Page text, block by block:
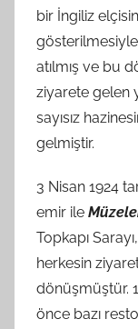
bir İngiliz
gösterilmesiyle
atılmış ve bu
ziyarete gelen
sayısız
gelmiştir.
3 Nisan 1924
emir ile
Topkapı
herkesin
dönüşmüştür.
önce bazı